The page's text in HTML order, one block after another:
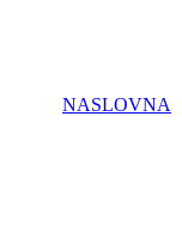
NASLOVNA